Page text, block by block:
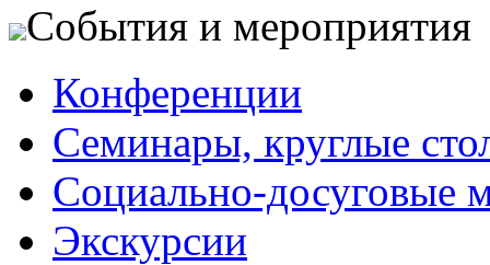
События и мероприятия
Конференции
Семинары, круглые
Социально-досуговые
Экскурсии